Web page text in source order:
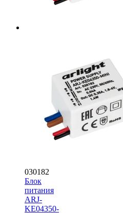
030182
Блок
питания
ARJ-
KE04350-